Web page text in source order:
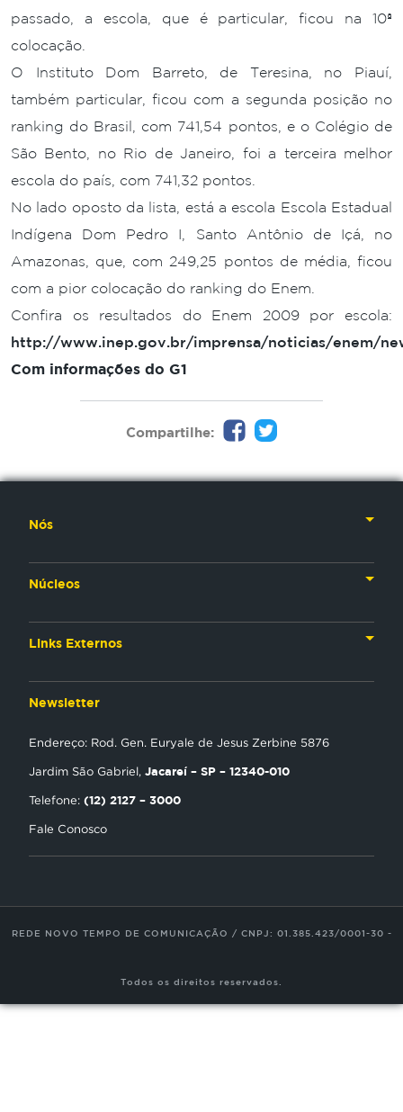
passado, a escola, que é particular, ficou na 10ª
colocação.
O Instituto Dom Barreto, de Teresina, no Piauí,
também particular, ficou com a segunda posição no
ranking do Brasil, com 741,54 pontos, e o Colégio de
São Bento, no Rio de Janeiro, foi a terceira melhor
escola do país, com 741,32 pontos.
No lado oposto da lista, está a escola Escola Estadual
Indígena Dom Pedro I, Santo Antônio de Içá, no
Amazonas, que, com 249,25 pontos de média, ficou
com a pior colocação do ranking do Enem.
Confira os resultados do Enem 2009 por escola:
http://www.inep.gov.br/imprensa/noticias/enem/
Com informações do G1
Compartilhe:
Nós
Núcleos
Links Externos
Encontre uma Igreja
Trabalhe Conosco
Newsletter
Endereço: Rod. Gen. Euryale de Jesus Zerbine 5876
Jardim São Gabriel, Jacareí – SP – 12340-010
Telefone: (12) 2127 – 3000
Fale Conosco
REDE NOVO TEMPO DE COMUNICAÇÃO / CNPJ: 01.385.423/0001-30 -
Todos os direitos reservados.